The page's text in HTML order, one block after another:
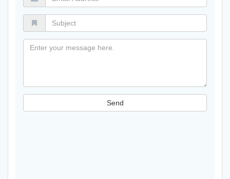
Address
Subject
Message
Send